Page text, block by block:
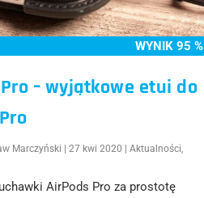
WYNIK 95 %
– wyjątkowe etui do
Marczyński 27 kwi 2020 Aktualności,
AirPods Pro za prostotę